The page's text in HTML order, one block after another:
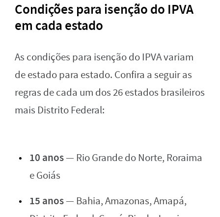
Condições para isenção do IPVA
em cada estado
As condições para isenção do IPVA variam
de estado para estado. Confira a seguir as
regras de cada um dos 26 estados brasileiros
mais Distrito Federal:
10 anos— Rio Grande do Norte, Roraima
e Goiás
15 anos— Bahia, Amazonas, Amapá,